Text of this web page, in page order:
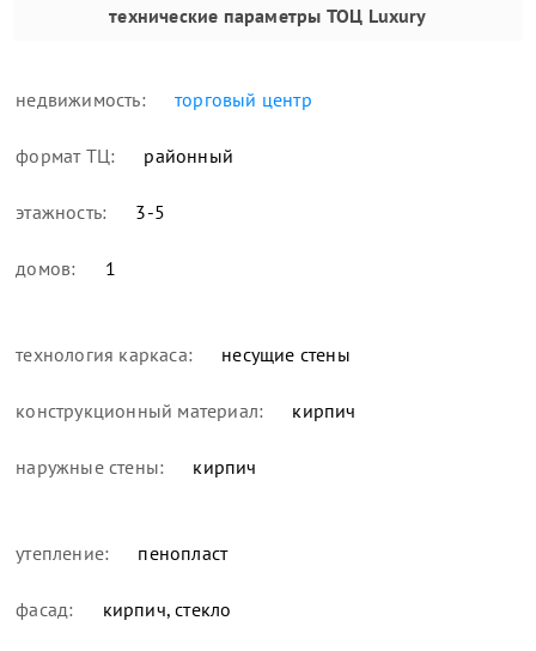
технические параметры ТОЦ Luxury
недвижимость: торговый центр
формат ТЦ: районный
этажность: 3-5
домов: 1
технология каркаса: несущие стены
конструкционный материал: кирпич
наружные стены: кирпич
утепление: пенопласт
фасад: кирпич, стекло